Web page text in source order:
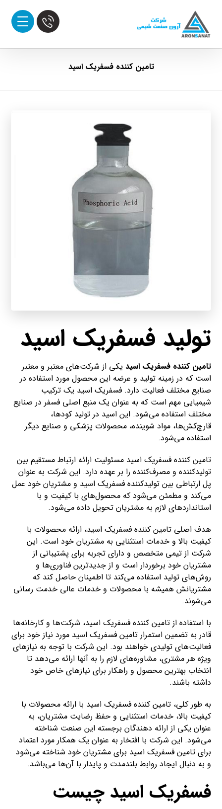
تامین کننده فسفریک اسید
تولید فسفریک اسید
تامین کننده فسفریک اسید یکی از شرکت‌های معتبر و معتبر
است که در زمینه تولید و عرضه این محصول مورد استفاده در
صنایع مختلف فعالیت دارد. فسفریک اسید یک ترکیب
شیمیایی مهم است که به عنوان یک منبع اصلی فسفر در صنایع
مختلف استفاده می‌شود. این اسید در تولید کودها،
قارچ‌کش‌ها، مواد شوینده، محصولات پزشکی و صنایع دیگر
استفاده می‌شود.
تامین کننده فسفریک اسید مسئولیت ارائه ارتباط مستقیم بین
تولیدکننده و مصرف‌کننده را بر عهده دارد. این شرکت به عنوان
پل ارتباطی بین تولیدکننده فسفریک اسید و مشتریان خود عمل
می‌کند و مطمئن می‌شود که محصول‌های با کیفیت و با
استانداردهای لازم به مشتریان تحویل داده می‌شود.
هدف اصلی تامین کننده فسفریک اسید، ارائه محصولات با
کیفیت بالا و خدمات استثنایی به مشتریان خود است. این
شرکت از تیمی متخصص و دارای تجربه برای پشتیبانی از
مشتریان خود برخوردار است و از جدیدترین فناوری‌ها و
روش‌های تولید استفاده می‌کند تا اطمینان حاصل کند که
مشتریانش همیشه با محصولات و خدمات عالی خدمت رسانی
می‌شوند.
با استفاده از تامین کننده فسفریک اسید، شرکت‌ها و کارخانه‌ها
قادر به تضمین استمرار تامین فسفریک اسید مورد نیاز خود برای
فعالیت‌های تولیدی خواهند بود. این شرکت با توجه به نیازهای
ویژه هر مشتری، مشاوره‌های لازم را به آنها ارائه می‌دهد تا
انتخاب بهترین محصول و راهکار برای نیازهای خاص خود
داشته باشند.
به طور کلی، تامین کننده فسفریک اسید با ارائه محصولات با
کیفیت بالا، خدمات استثنایی و حفظ رضایت مشتریان، به
عنوان یکی از ارائه دهندگان برجسته این صنعت شناخته
می‌شود. این شرکت با افتخار به عنوان یک همکار مورد اعتماد
برای تامین فسفریک اسید برای مشتریان خود شناخته می‌شود
و به دنبال ایجاد روابط بلندمدت و پایدار با آن‌ها می‌باشد.
فسفریک اسید چیست